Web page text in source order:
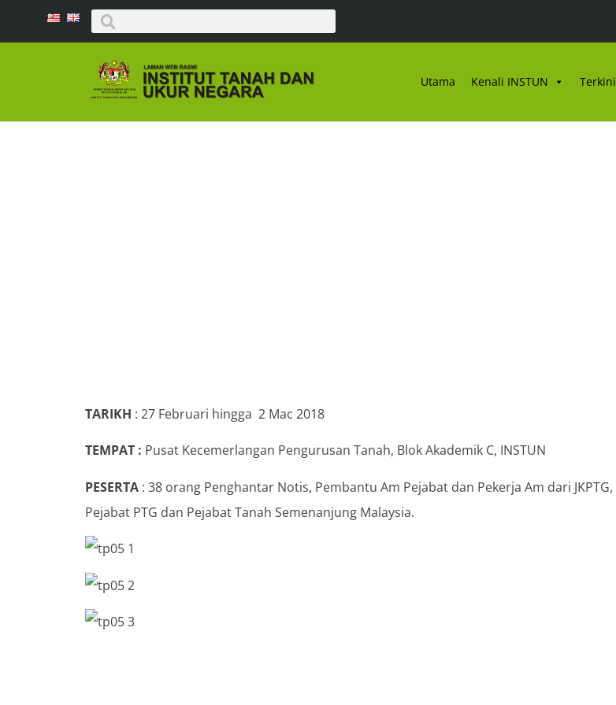
Utama Kenali INSTUN Terkini
TARIKH : 27 Februari hingga 2 Mac 2018
TEMPAT : Pusat Kecemerlangan Pengurusan Tanah, Blok Akademik C, INSTUN
PESERTA : 38 orang Penghantar Notis, Pembantu Am Pejabat dan Pekerja Am dari JKPTG,
Pejabat PTG dan Pejabat Tanah Semenanjung Malaysia.